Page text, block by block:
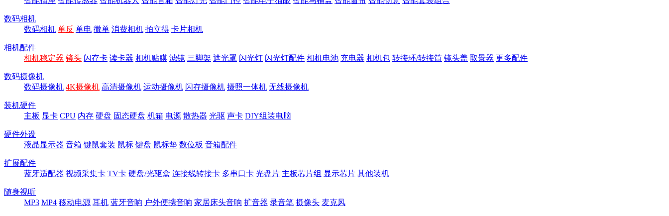
数码相机
数码相机 单反 单电 微单 消费相机 拍立得 卡片相机
相机配件
相机稳定器 镜头 闪存卡 读卡器 相机贴膜 滤镜 三脚架 遮光罩 闪光灯 闪光灯配件 相机电池 充电器 相机包 转接环/转接筒 镜头盖 取景器 更多配件
数码摄像机
数码摄像机 4K摄像机 高清摄像机 运动摄像机 闪存摄像机 摄照一体机 无线摄像机
装机硬件
主板 显卡 CPU 内存 硬盘 固态硬盘 机箱 电源 散热器 光驱 声卡 DIY组装电脑
硬件外设
液晶显示器 音箱 键鼠套装 鼠标 键盘 鼠标垫 数位板 音箱配件
扩展配件
蓝牙适配器 视频采集卡 TV卡 硬盘/光驱盒 连接线转接卡 多串口卡 光盘片 主板芯片组 显示芯片 其他装机
随身视听
MP3 MP4 移动电源 耳机 蓝牙音响 户外便携音响 家居床头音响 扩音器 录音笔 摄像头 麦克风